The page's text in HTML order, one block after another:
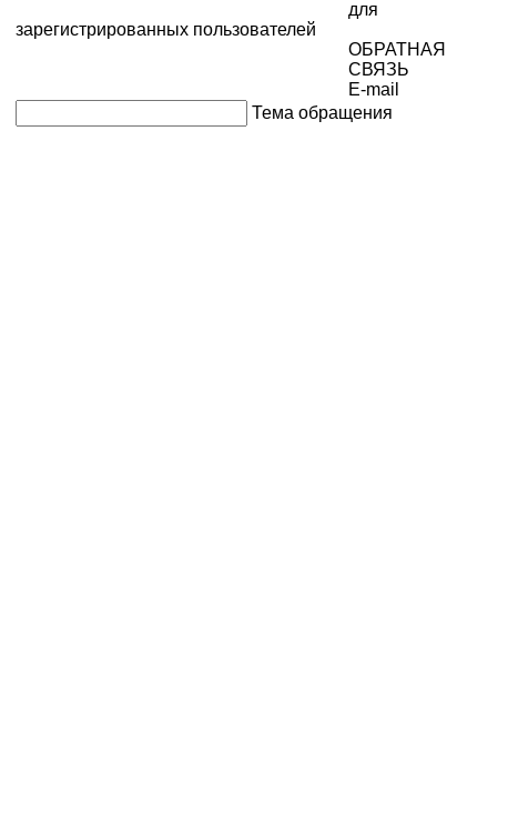
для
зарегистрированных пользователей
ОБРАТНАЯ
СВЯЗЬ
E-mail
Тема обращения